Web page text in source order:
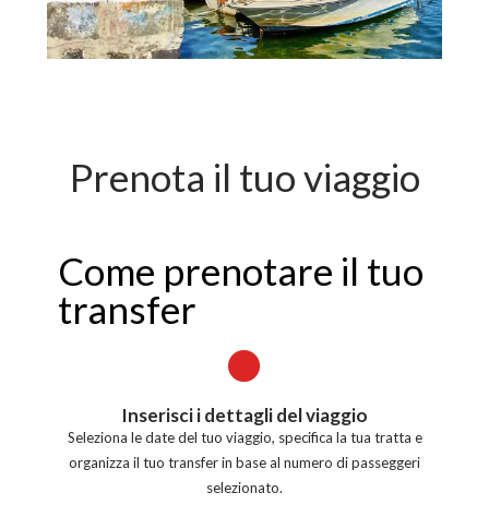
Prenota il tuo viaggio
Come prenotare il tuo
transfer
Inserisci i dettagli del viaggio
Seleziona le date del tuo viaggio, specifica la tua tratta e
organizza il tuo transfer in base al numero di passeggeri
selezionato.